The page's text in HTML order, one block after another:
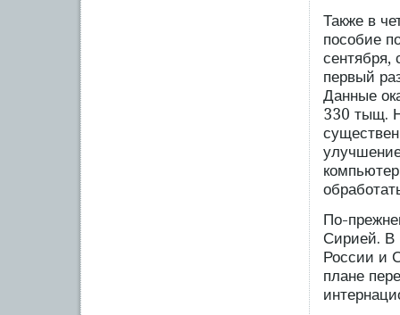
Также в
пособие
первый
Данные
330 тыщ.
По-
Сирией. В
России и
плане